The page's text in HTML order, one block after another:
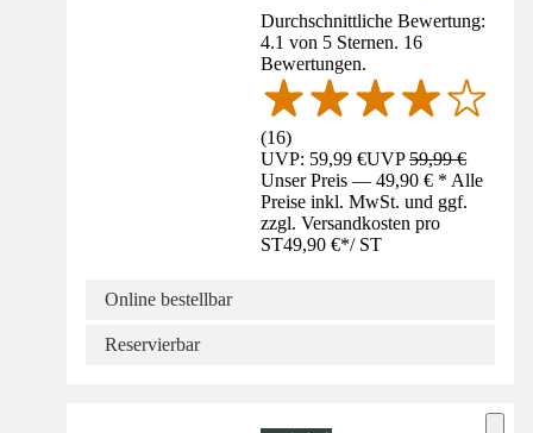
Durchschnittliche Bewertung:
4.1 von 5 Sternen. 16
Bewertungen.
(16)
UVP: 59,99 €UVP59,99 €
Unser Preis — 49,90 € * Alle
Preise inkl. MwSt. und ggf.
zzgl. Versandkosten pro
ST49,90 €*/ ST
Online bestellbar
Reservierbar